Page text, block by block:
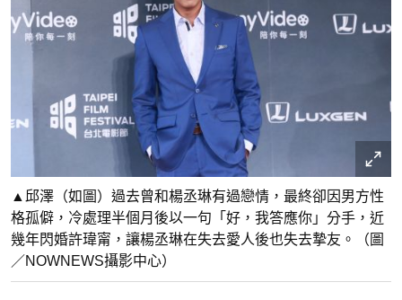
▲邱澤（如圖）過去曾和楊丞琳有過戀情，最終卻因男方性
格孤僻，冷處理半個月後以一句「好，我答應你」分手，近
幾年閃婚許瑋甯，讓楊丞琳在失去愛人後也失去摯友。（圖
／NOWNEWS攝影中心）